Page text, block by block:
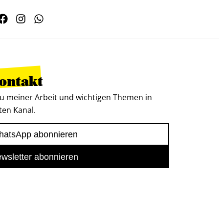
meiner Arbeit und wichtigen Themen in
Kanal.
abonnieren
abonnieren